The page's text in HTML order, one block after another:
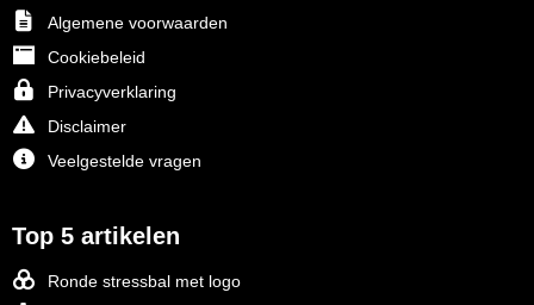
Algemene voorwaarden
Cookiebeleid
Privacyverklaring
Disclaimer
Veelgestelde vragen
Top 5 artikelen
Ronde stressbal met logo